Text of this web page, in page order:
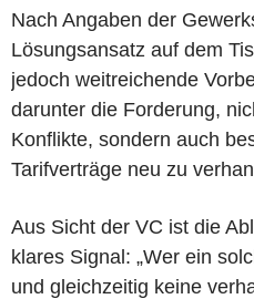
Nach Angaben der
Lösungsansatz auf dem
jedoch weitreichende
darunter die Forderung,
Konflikte, sondern auch
Tarifverträge neu zu
Aus Sicht der VC ist die
klares Signal: „Wer ein
und gleichzeitig keine